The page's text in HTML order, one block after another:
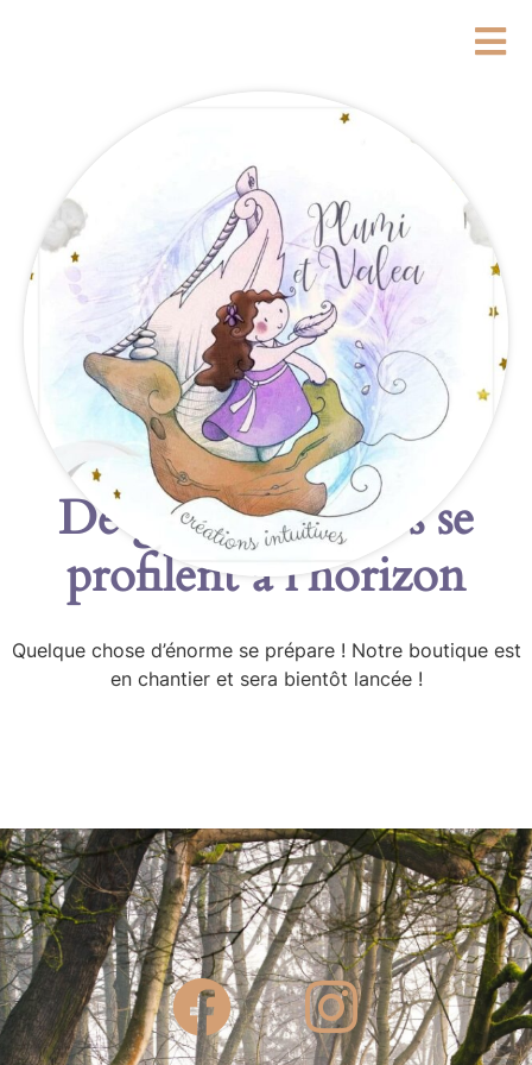
De grandes choses se
profilent à l’horizon
Quelque chose d’énorme se prépare ! Notre boutique est
en chantier et sera bientôt lancée !